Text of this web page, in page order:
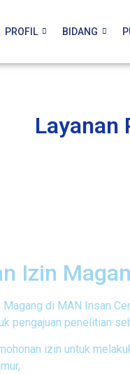
PROFIL BIDANG
Layanan
Izin
di MAN Insan
pengajuan penelitian
izin untuk